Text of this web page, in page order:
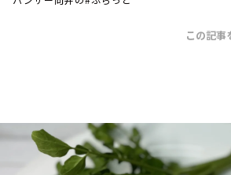
イベント・グッズ
YouTube
会社情報
この記事